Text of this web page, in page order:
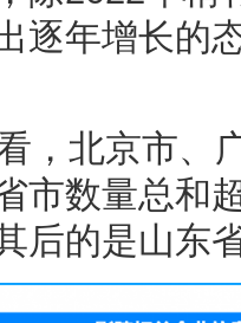
逐年增长的
，北京市、
市数量总和
后的是山东